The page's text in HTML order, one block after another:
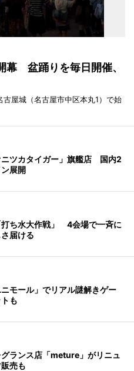
幕 盆踊りを毎日開催、
古屋城（名古屋市中区本丸1）で始
ニツカタイガー」旗艦店 国内2
展開
打ち水大作戦」 4会場で一斉に
届ける
モール」でリアル謎解きゲー
も
ランス店「meture」がリニュ
売も